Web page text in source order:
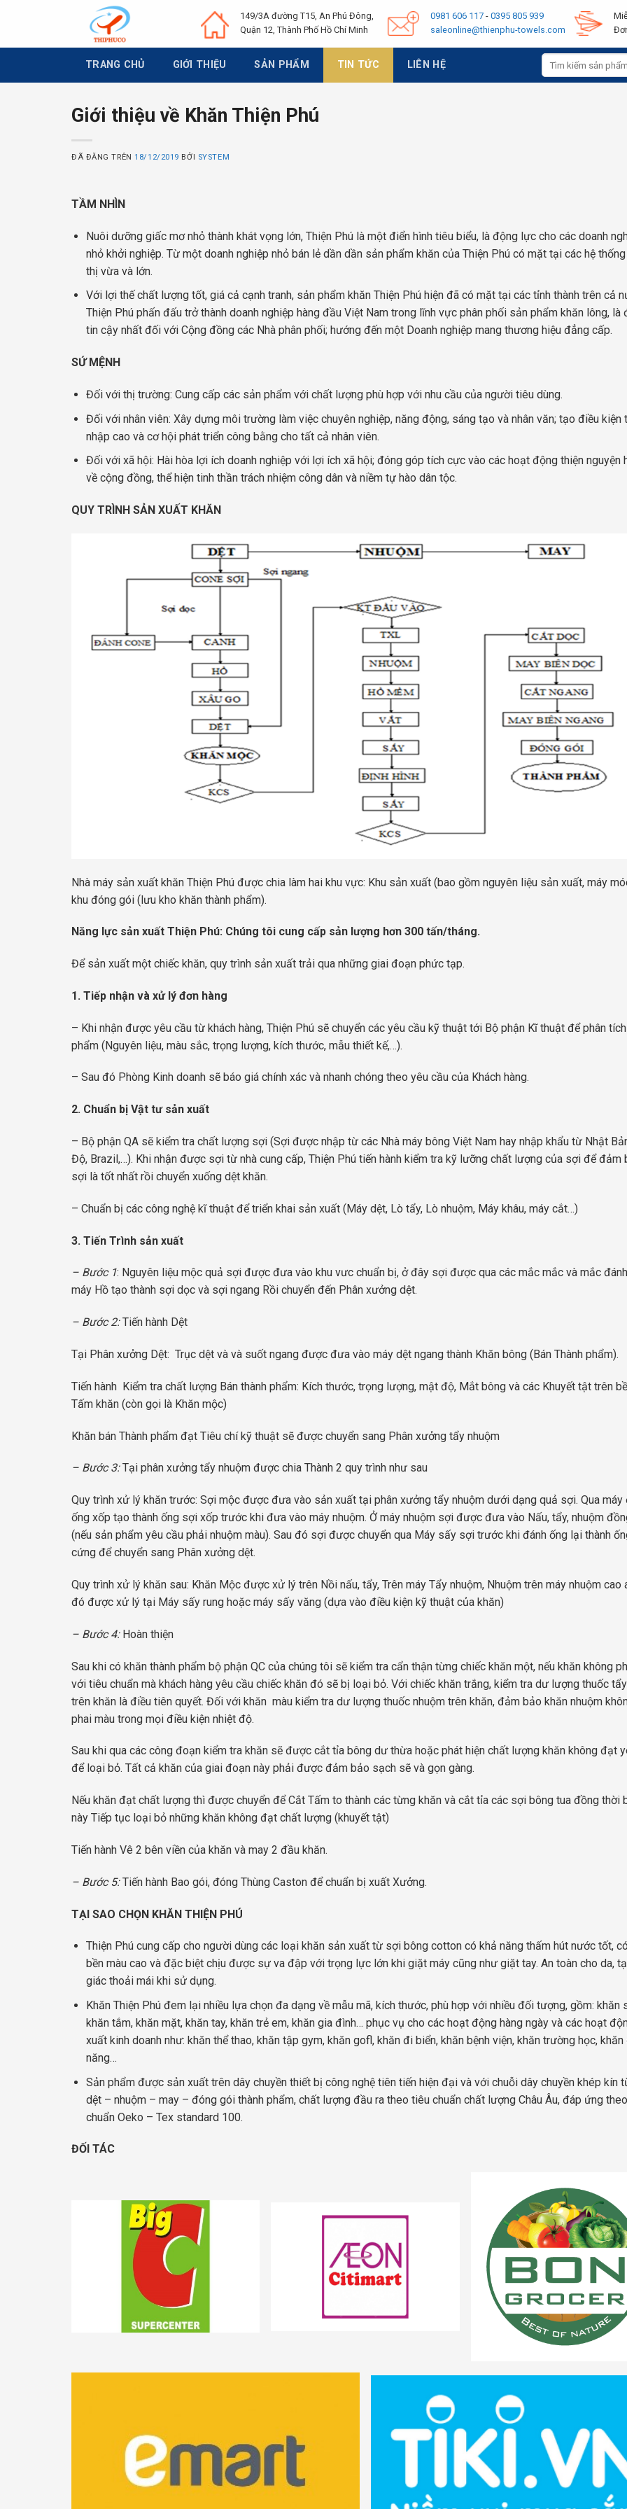
149/3A đường T15, An Phú Đông,
Quận 12, Thành Phố Hồ Chí Minh
0981 606 117- 0395 805 939
saleonline@thienphu-towels.com
TRANG CHỦ GIỚI THIỆU SẢN PHẨM TIN TỨC LIÊN HỆ
Tìm
kiếm:
Giới thiệu về Khăn Thiện Phú
ĐÃ ĐĂNG TRÊN18/12/2019 BỞI SYSTEM
TẦM NHÌN
Nuôi dưỡng giấc mơ nhỏ thành khát vọng lớn, Thiện Phú là một điển hình tiêu biểu, là động lực cho các doanh
nhỏ khởi nghiệp. Từ một doanh nghiệp nhỏ bán lẻ dần dần sản phẩm khăn của Thiện Phú có mặt tại các hệ
thị vừa và lớn.
Với lợi thế chất lượng tốt, giá cả cạnh tranh, sản phẩm khăn Thiện Phú hiện đã có mặt tại các tỉnh thành trên cả
Thiện Phú phấn đấu trở thành doanh nghiệp hàng đầu Việt Nam trong lĩnh vực phân phối sản phẩm khăn lông, là
tin cậy nhất đối với Cộng đồng các Nhà phân phối; hướng đến một Doanh nghiệp mang thương hiệu đẳng cấp.
SỨ MỆNH
Đối với thị trường: Cung cấp các sản phẩm với chất lượng phù hợp với nhu cầu của người tiêu dùng.
Đối với nhân viên: Xây dựng môi trường làm việc chuyên nghiệp, năng động, sáng tạo và nhân văn; tạo điều kiện
nhập cao và cơ hội phát triển công bằng cho tất cả nhân viên.
Đối với xã hội: Hài hòa lợi ích doanh nghiệp với lợi ích xã hội; đóng góp tích cực vào các hoạt động thiện nguyện
về cộng đồng, thể hiện tinh thần trách nhiệm công dân và niềm tự hào dân tộc.
QUY TRÌNH SẢN XUẤT KHĂN
Nhà máy sản xuất khăn Thiện Phú được chia làm hai khu vực: Khu sản xuất (bao gồm nguyên liệu sản xuất, máy
khu đóng gói (lưu kho khăn thành phẩm).
Năng lực sản xuất Thiện Phú: Chúng tôi cung cấp sản lượng hơn 300 tấn/tháng.
Để sản xuất một chiếc khăn, quy trình sản xuất trải qua những giai đoạn phức tạp.
1. Tiếp nhận và xử lý đơn hàng
– Khi nhận được yêu cầu từ khách hàng, Thiện Phú sẽ chuyển các yêu cầu kỹ thuật tới Bộ phận Kĩ thuật để phân
phẩm (Nguyên liệu, màu sắc, trọng lượng, kích thước, mẫu thiết kế,…).
– Sau đó Phòng Kinh doanh sẽ báo giá chính xác và nhanh chóng theo yêu cầu của Khách hàng.
2. Chuẩn bị Vật tư sản xuất
– Bộ phận QA sẽ kiểm tra chất lượng sợi (Sợi được nhập từ các Nhà máy bông Việt Nam hay nhập khẩu từ Nhật
Độ, Brazil,…). Khi nhận được sợi từ nhà cung cấp, Thiện Phú tiến hành kiểm tra kỹ lưỡng chất lượng của sợi để đảm
sợi là tốt nhất rồi chuyển xuống dệt khăn.
– Chuẩn bị các công nghệ kĩ thuật để triển khai sản xuất (Máy dệt, Lò tẩy, Lò nhuộm, Máy khâu, máy cắt…)
3. Tiến Trình sản xuất
– Bước 1: Nguyên liệu mộc quả sợi được đưa vào khu vưc chuẩn bị, ở đây sợi được qua các mắc mắc và mắc
máy Hồ tạo thành sợi dọc và sợi ngang Rồi chuyển đến Phân xưởng dệt.
– Bước 2:Tiến hành Dệt
Tại Phân xưởng Dệt: Trục dệt và và suốt ngang được đưa vào máy dệt ngang thành Khăn bông (Bán Thành phẩm).
Tiến hành Kiểm tra chất lượng Bán thành phẩm: Kích thước, trọng lượng, mật độ, Mắt bông và các Khuyết tật trên
Tấm khăn (còn gọi là Khăn mộc)
Khăn bán Thành phẩm đạt Tiêu chí kỹ thuật sẽ được chuyển sang Phân xưởng tẩy nhuộm
– Bước 3:Tại phân xưởng tẩy nhuộm được chia Thành 2 quy trình như sau
Quy trình xử lý khăn trước: Sợi mộc được đưa vào sản xuất tại phân xưởng tẩy nhuộm dưới dạng quả sợi. Qua máy
ống xốp tạo thành ống sợi xốp trước khi đưa vào máy nhuộm. Ở máy nhuộm sợi được đưa vào Nấu, tẩy, nhuộm
(nếu sản phẩm yêu cầu phải nhuộm màu). Sau đó sợi được chuyển qua Máy sấy sợi trước khi đánh ống lại thành
cứng để chuyển sang Phân xưởng dệt.
Quy trình xử lý khăn sau: Khăn Mộc được xử lý trên Nồi nấu, tẩy, Trên máy Tẩy nhuộm, Nhuộm trên máy nhuộm cao
đó được xử lý tại Máy sấy rung hoặc máy sấy văng (dựa vào điều kiện kỹ thuật của khăn)
– Bước 4:Hoàn thiện
Sau khi có khăn thành phẩm bộ phận QC của chúng tôi sẽ kiểm tra cẩn thận từng chiếc khăn một, nếu khăn không
với tiêu chuẩn mà khách hàng yêu cầu chiếc khăn đó sẽ bị loại bỏ. Với chiếc khăn trắng, kiểm tra dư lượng thuốc
trên khăn là điều tiên quyết. Đối với khăn màu kiểm tra dư lượng thuốc nhuộm trên khăn, đảm bảo khăn nhuộm
phai màu trong mọi điều kiện nhiệt độ.
Sau khi qua các công đoạn kiểm tra khăn sẽ được cắt tỉa bông dư thừa hoặc phát hiện chất lượng khăn không đạt
để loại bỏ. Tất cả khăn của giai đoạn này phải được đảm bảo sạch sẽ và gọn gàng.
Nếu khăn đạt chất lượng thì được chuyển để Cắt Tấm to thành các từng khăn và cắt tỉa các sợi bông tua đồng thời
này Tiếp tục loại bỏ những khăn không đạt chất lượng (khuyết tật)
Tiến hành Vê 2 bên viền của khăn và may 2 đầu khăn.
– Bước 5:Tiến hành Bao gói, đóng Thùng Caston để chuẩn bị xuất Xưởng.
TẠI SAO CHỌN KHĂN THIỆN PHÚ
Thiện Phú cung cấp cho người dùng các loại khăn sản xuất từ sợi bông cotton có khả năng thấm hút nước tốt,
bền màu cao và đặc biệt chịu được sự va đập với trọng lực lớn khi giặt máy cũng như giặt tay. An toàn cho da,
giác thoải mái khi sử dụng.
Khăn Thiện Phú đem lại nhiều lựa chọn đa dạng về mẫu mã, kích thước, phù hợp với nhiều đối tượng, gồm: khăn
khăn tắm, khăn mặt, khăn tay, khăn trẻ em, khăn gia đình… phục vụ cho các hoạt động hàng ngày và các hoạt
xuất kinh doanh như: khăn thể thao, khăn tập gym, khăn gofl, khăn đi biển, khăn bệnh viện, khăn trường học, khăn
năng…
Sản phẩm được sản xuất trên dây chuyền thiết bị công nghệ tiên tiến hiện đại và với chuỗi dây chuyền khép kín
dệt – nhuộm – may – đóng gói thành phẩm, chất lượng đầu ra theo tiêu chuẩn chất lượng Châu Âu, đáp ứng
chuẩn Oeko – Tex standard 100.
ĐỐI TÁC